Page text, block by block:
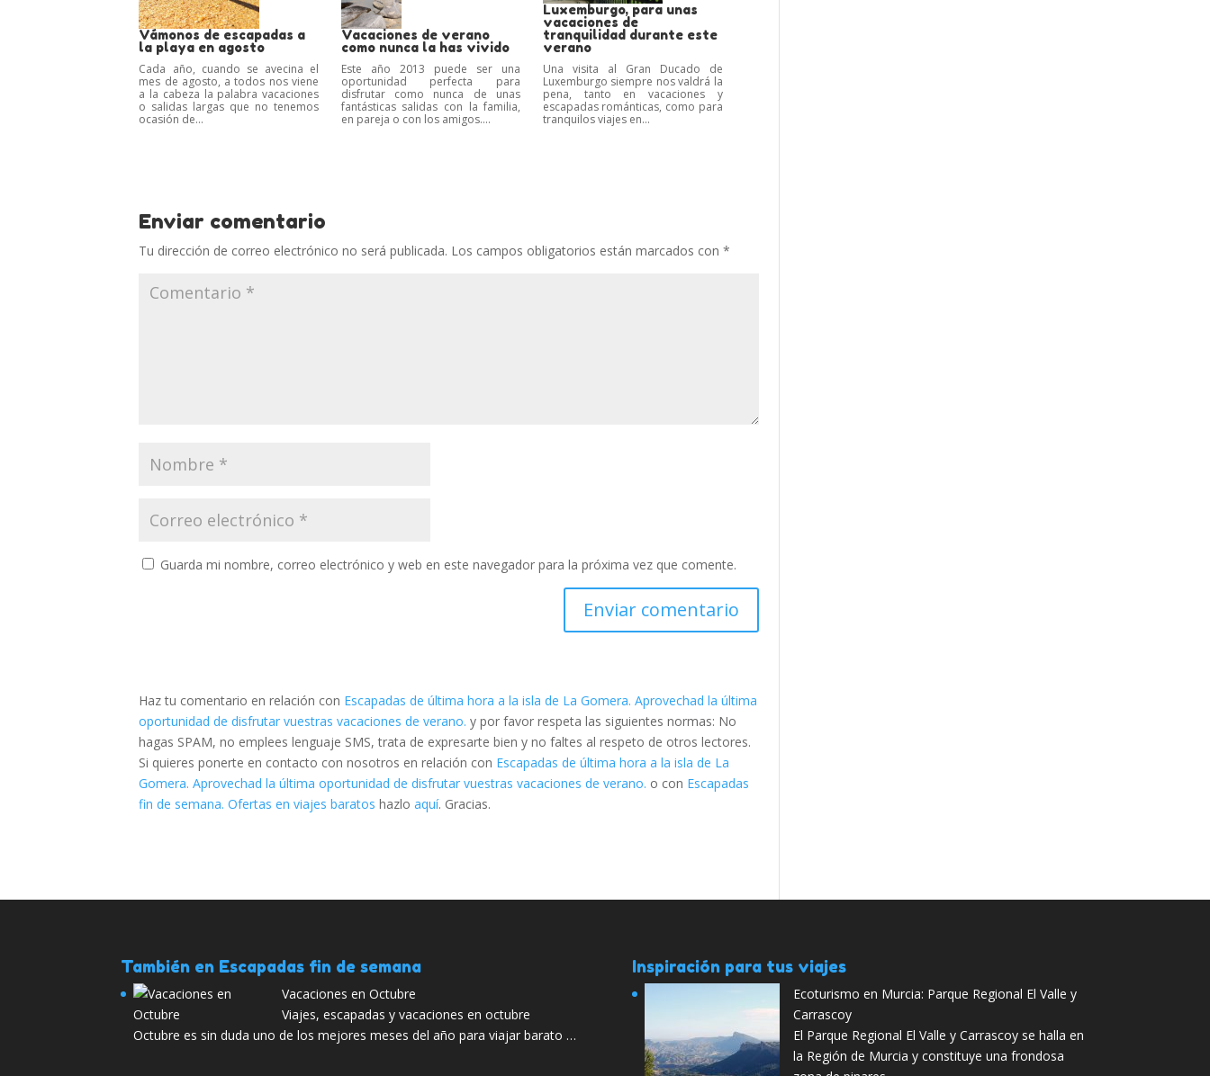
Vámonos de escapadas a
la playa en agosto
Cada año, cuando se avecina el
mes de agosto, a todos nos viene
a la cabeza la palabra vacaciones
o salidas largas que no tenemos
ocasión de...
Vacaciones de verano
como nunca la has vivido
Este año 2013 puede ser una
oportunidad perfecta para
disfrutar como nunca de unas
fantásticas salidas con la familia,
en pareja o con los amigos....
Luxemburgo, para unas
vacaciones de
tranquilidad durante este
verano
Una visita al Gran Ducado de
Luxemburgo siempre nos valdrá la
pena, tanto en vacaciones y
escapadas románticas, como para
tranquilos viajes en...
Enviar comentario
Tu dirección de correo electrónico no será publicada. Los campos obligatorios están marcados con*
Guarda mi nombre, correo electrónico y web en este navegador para la próxima vez que comente.
Haz tu comentario en relación con Escapadas de última hora a la isla de La Gomera. Aprovechad la última
oportunidad de disfrutar vuestras vacaciones de verano. y por favor respeta las siguientes normas: No
hagas SPAM, no emplees lenguaje SMS, trata de expresarte bien y no faltes al respeto de otros lectores.
Si quieres ponerte en contacto con nosotros en relación con Escapadas de última hora a la isla de La
Gomera. Aprovechad la última oportunidad de disfrutar vuestras vacaciones de verano. o con Escapadas
fin de semana. Ofertas en viajes baratos hazloaquí. Gracias.
También en Escapadas fin de semana
Vacaciones en Octubre
Viajes, escapadas y vacaciones en octubre
Octubre es sin duda uno de los mejores meses del año para viajar barato …
Inspiración para tus viajes
Ecoturismo en Murcia: Parque Regional El Valle y
Carrascoy
El Parque Regional El Valle y Carrascoy se halla en
la Región de Murcia y constituye una frondosa